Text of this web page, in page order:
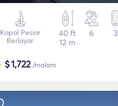
Kapal Pesiar
Berlayar
40 ft
12 m
6 3
$1,722/malam